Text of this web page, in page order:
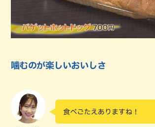
噛むのが楽しいおいしさ
食べごたえありますね！